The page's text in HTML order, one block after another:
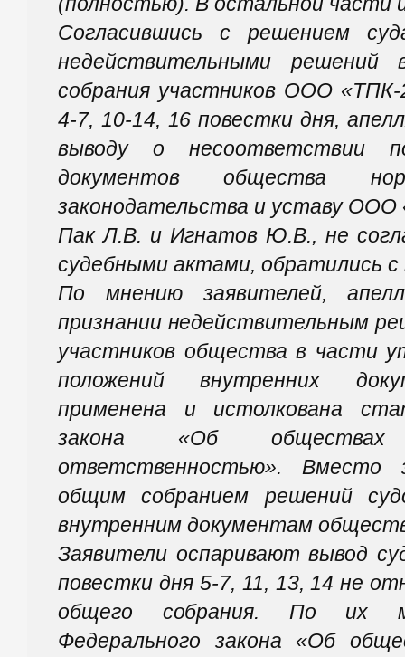
Согласившись с решением
недействительными решений
собрания участников ООО
4-7, 10-14, 16 повестки дня,
выводу о несоответствии
документов общества
законодательства и уставу
Пак Л.В. и Игнатов Ю.В., не
судебными актами, обратились с
По мнению заявителей,
признании недействительным
участников общества в части
положений внутренних
применена и истолкована
закона «Об обществах
ответственностью». Вместо
общим собранием решений
внутренним документам
Заявители оспаривают вывод
повестки дня 5-7, 11, 13, 14 не
общего собрания. По их
Федерального закона «Об